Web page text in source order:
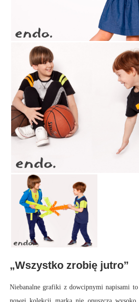
„Wszystko zrobię jutro”
Niebanalne grafiki z dowcipnymi napisami